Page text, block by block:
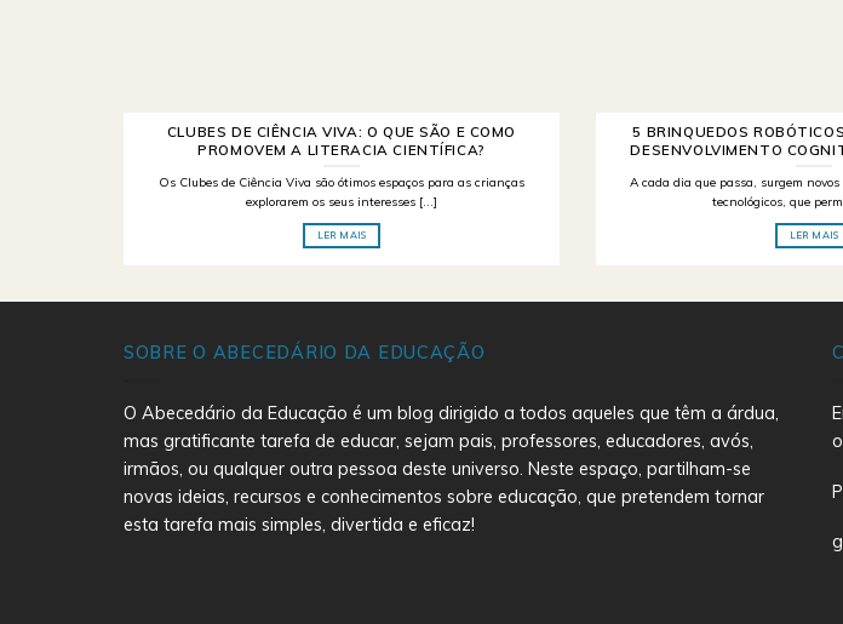
CLUBES DE CIÊNCIA VIVA: O QUE SÃO E COMO
PROMOVEM A LITERACIA CIENTÍFICA?
Os Clubes de Ciência Viva são ótimos espaços para as crianças
explorarem os seus interesses [...]
LER MAIS
5 BRINQUEDOS
DESENVOLVIMENTO
A cada dia que passa, surgem
tecnológicos, que
LER MAIS
SOBRE O ABECEDÁRIO DA EDUCAÇÃO
O Abecedário da Educação é um blog dirigido a todos aqueles que têm a árdua,
mas gratificante tarefa de educar, sejam pais, professores, educadores, avós,
irmãos, ou qualquer outra pessoa deste universo. Neste espaço, partilham-se
novas ideias, recursos e conhecimentos sobre educação, que pretendem tornar
esta tarefa mais simples, divertida e eficaz!